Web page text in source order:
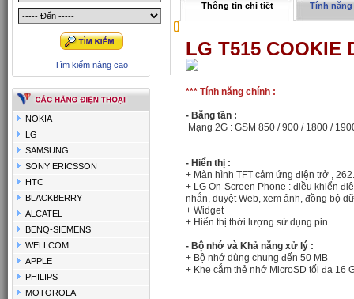
Tìm kiếm nâng cao
NOKIA
LG
SAMSUNG
SONY ERICSSON
HTC
BLACKBERRY
ALCATEL
BENQ-SIEMENS
WELLCOM
APPLE
PHILIPS
MOTOROLA
Thông tin chi tiết Tính
LG T515 COOKIE
*** Tính năng chính :
- Băng tần :
Mạng 2G : GSM 850 / 900 / 1800 /
- Hiển thị :
+ Màn hình TFT cảm ứng điện trở ,
+ LG On-Screen Phone : điều khiển
nhắn, duyệt Web, xem ảnh, đồng bộ
+ Widget
+ Hiển thị thời lượng sử dụng pin
- Bộ nhớ và Khả năng xử lý :
+ Bộ nhớ dùng chung đến 50 MB
+ Khe cắm thẻ nhớ MicroSD tối đa 16